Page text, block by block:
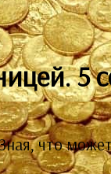
5
что